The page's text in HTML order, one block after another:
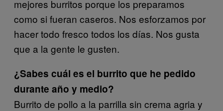
mejores burritos porque los preparamos
como si fueran caseros. Nos esforzamos por
hacer todo fresco todos los días. Nos gusta
que a la gente le gusten.
¿Sabes cuál es el burrito que he pedido
durante año y medio?
Burrito de pollo a la parrilla sin crema agria y